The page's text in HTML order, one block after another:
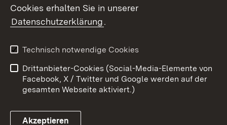
Kontakt
Barrierefreiheit
Impressum
Cookies
Cookies erhalten Sie in unserer
Datenschutzerklärung.
Technisch notwendige Cookies
Drittanbieter-Cookies (Social-Media-Elemente von
Facebook, X / Twitter und Google werden auf der
gesamten Webseite aktiviert.)
Akzeptieren